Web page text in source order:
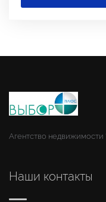
Агентство недвижимости
Наши контакты